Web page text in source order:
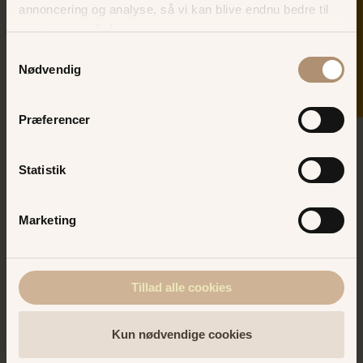
annoncering og analyse, så vi kan blive endnu bedre til
næste gang, du besøger os.
Nødvendig
Præferencer
Statistik
Marketing
Tillad alle cookies
Kun nødvendige cookies
SKER I DAG
Grupper og firmaer
Er du og din gruppe på udkig efter en
hyggelig bar, hvor I kan nyde en lækker og
oplagt mulighed! Kontakt baren i dag og
Vi ses på Bakken!